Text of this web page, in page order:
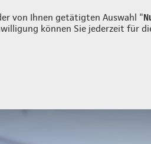
von Ihnen getätigten Auswahl "
können Sie jederzeit für